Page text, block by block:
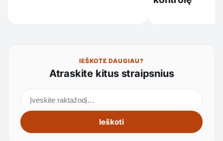
IEŠKOTE DAUGIAU?
Atraskite kitus straipsnius
Ieškoti